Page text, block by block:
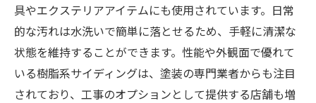
具やエクステリアアイテムにも使用されています。日常
的な汚れは水洗いで簡単に落とせるため、手軽に清潔な
状態を維持することができます。性能や外観面で優れて
いる樹脂系サイディングは、塗装の専門業者からも注目
されており、工事のオプションとして提供する店舗も増